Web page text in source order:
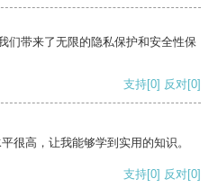
们带来了无限的隐私保护和安全性保
支持[0] 反对[0]
很高，让我能够学到实用的知识。
支持[0] 反对[0]